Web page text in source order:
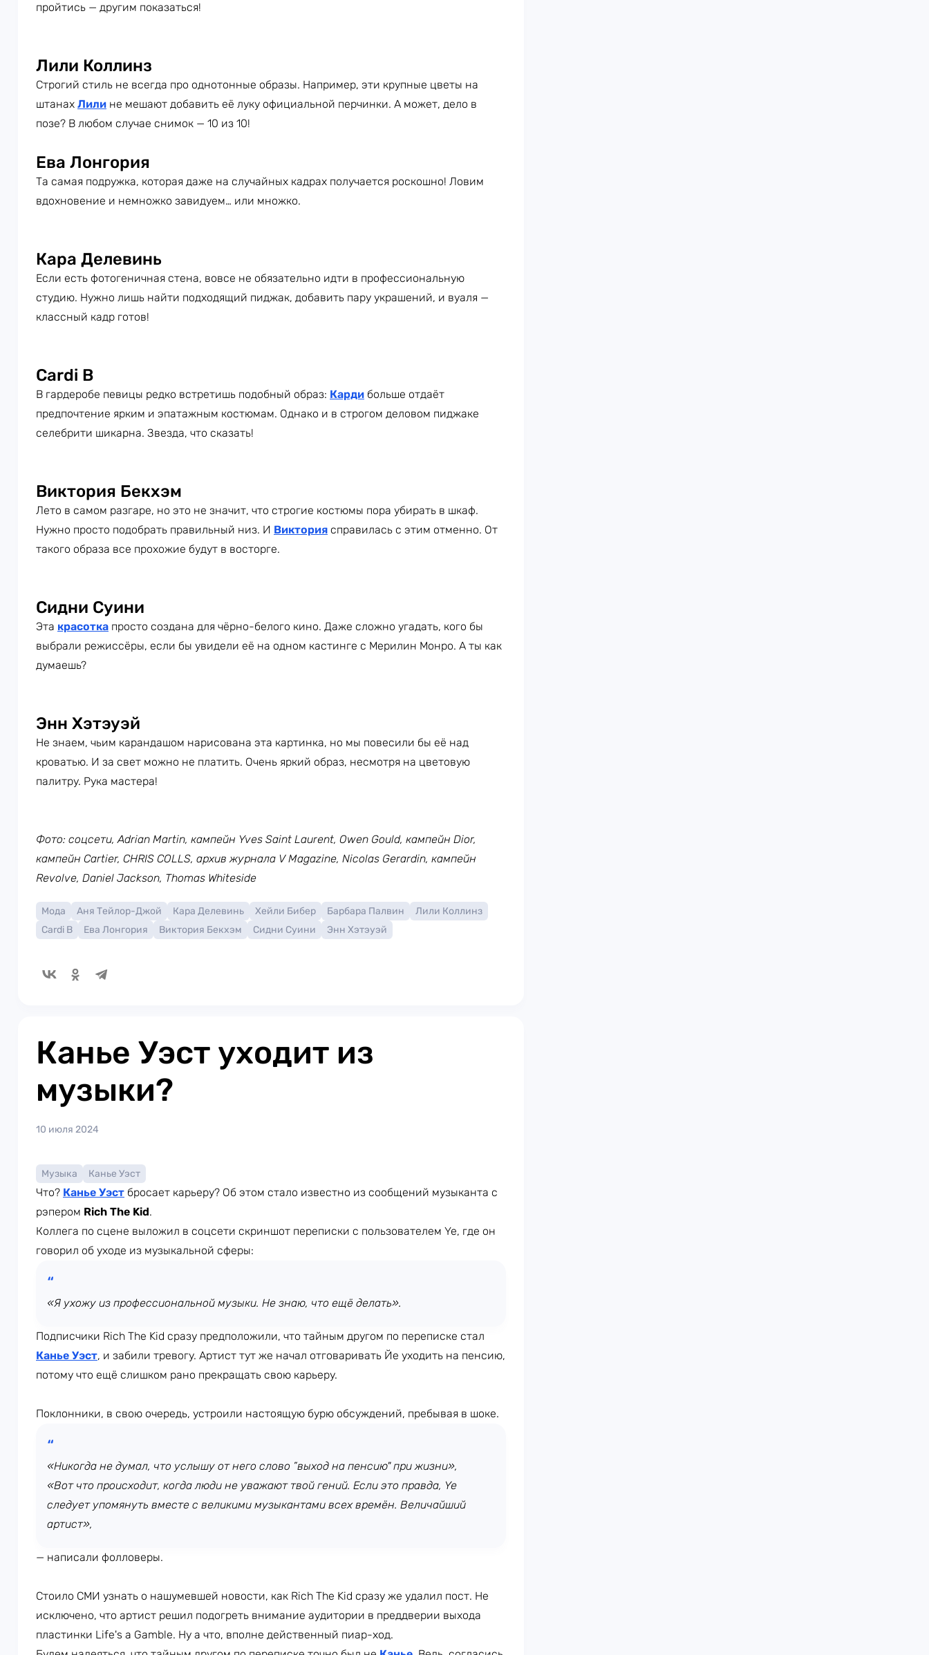
пройтись — другим показаться!
Лили Коллинз
Строгий стиль не всегда про однотонные образы. Например, эти крупные цветы на
штанах Лили не мешают добавить её луку официальной перчинки. А может, дело в
позе? В любом случае снимок — 10 из 10!
Ева Лонгория
Та самая подружка, которая даже на случайных кадрах получается роскошно! Ловим
вдохновение и немножко завидуем… или множко.
Кара Делевинь
Если есть фотогеничная стена, вовсе не обязательно идти в профессиональную
студию. Нужно лишь найти подходящий пиджак, добавить пару украшений, и вуаля —
классный кадр готов!
Cardi B
В гардеробе певицы редко встретишь подобный образ: Карди больше отдаёт
предпочтение ярким и эпатажным костюмам. Однако и в строгом деловом пиджаке
селебрити шикарна. Звезда, что сказать!
Виктория Бекхэм
Лето в самом разгаре, но это не значит, что строгие костюмы пора убирать в шкаф.
Нужно просто подобрать правильный низ. И Виктория справилась с этим отменно. От
такого образа все прохожие будут в восторге.
Сидни Суини
Эта красотка просто создана для чёрно-белого кино. Даже сложно угадать, кого бы
выбрали режиссёры, если бы увидели её на одном кастинге с Мерилин Монро. А ты как
думаешь?
Энн Хэтэуэй
Не знаем, чьим карандашом нарисована эта картинка, но мы повесили бы её над
кроватью. И за свет можно не платить. Очень яркий образ, несмотря на цветовую
палитру. Рука мастера!
Фото: соцсети, Adrian Martin, кампейн Yves Saint Laurent, Owen Gould, кампейн Dior,
кампейн Cartier, CHRIS COLLS, архив журнала V Magazine, Nicolas Gerardin, кампейн
Revolve, Daniel Jackson, Thomas Whiteside
Мода Аня Тейлор-Джой Кара Делевинь Хейли Бибер Барбара Палвин
Лили Коллинз
Cardi B
Ева Лонгория Виктория Бекхэм Сидни Суини Энн Хэтэуэй
Канье Уэст уходит из
музыки?
10 июля 2024
Музыка Канье Уэст
Что? Канье Уэст бросает карьеру? Об этом стало известно из сообщений музыканта с
рэпером Rich The Kid.
Коллега по сцене выложил в соцсети скриншот переписки с пользователем Ye, где он
говорил об уходе из музыкальной сферы:
«Я ухожу из профессиональной музыки. Не знаю, что ещё делать».
Подписчики Rich The Kid сразу предположили, что тайным другом по переписке стал
Канье Уэст, и забили тревогу. Артист тут же начал отговаривать Йе уходить на пенсию,
потому что ещё слишком рано прекращать свою карьеру.
Поклонники, в свою очередь, устроили настоящую бурю обсуждений, пребывая в шоке.
«Никогда не думал, что услышу от него слово ”выход на пенсию" при жизни»,
«Вот что происходит, когда люди не уважают твой гений. Если это правда, Ye
следует упомянуть вместе с великими музыкантами всех времён. Величайший
артист»,
— написали фолловеры.
Стоило СМИ узнать о нашумевшей новости, как Rich The Kid сразу же удалил пост. Не
исключено, что артист решил подогреть внимание аудитории в преддверии выхода
пластинки Life's a Gamble. Ну а что, вполне действенный пиар-ход.